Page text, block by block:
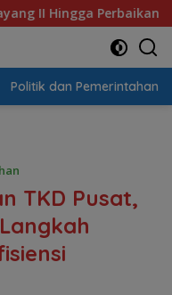
Perbaikan Infrastruktur
Politik dan Pemerintahan
TKD Pusat,